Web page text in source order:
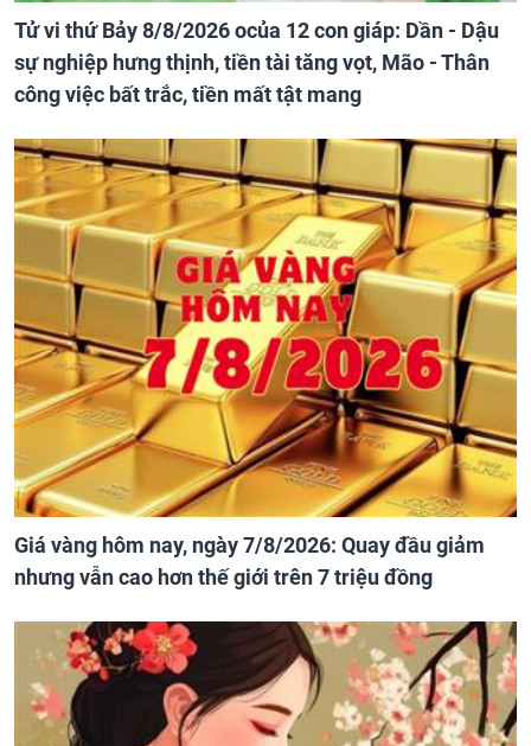
Tử vi thứ Bảy 8/8/2026 ocủa 12 con giáp: Dần - Dậu
sự nghiệp hưng thịnh, tiền tài tăng vọt, Mão - Thân
công việc bất trắc, tiền mất tật mang
Giá vàng hôm nay, ngày 7/8/2026: Quay đầu giảm
nhưng vẫn cao hơn thế giới trên 7 triệu đồng